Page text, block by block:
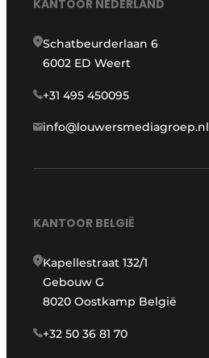
KANTOOR NEDERLAND
Schatbeurderlaan 6
6002 ED Weert
+31 495 450095
info@louwersmediagroep.nl
KANTOOR BELGIË
Kapellestraat 132/1
Gebouw G
8020 Oostkamp België
+32 50 36 81 70